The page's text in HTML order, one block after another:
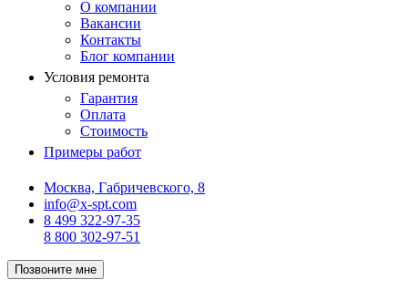
О компании
Вакансии
Контакты
Блог компании
Условия ремонта
Гарантия
Оплата
Стоимость
Примеры работ
Москва, Габричевского, 8
info@x-spt.com
8 499 322-97-35
8 800 302-97-51
Позвоните мне